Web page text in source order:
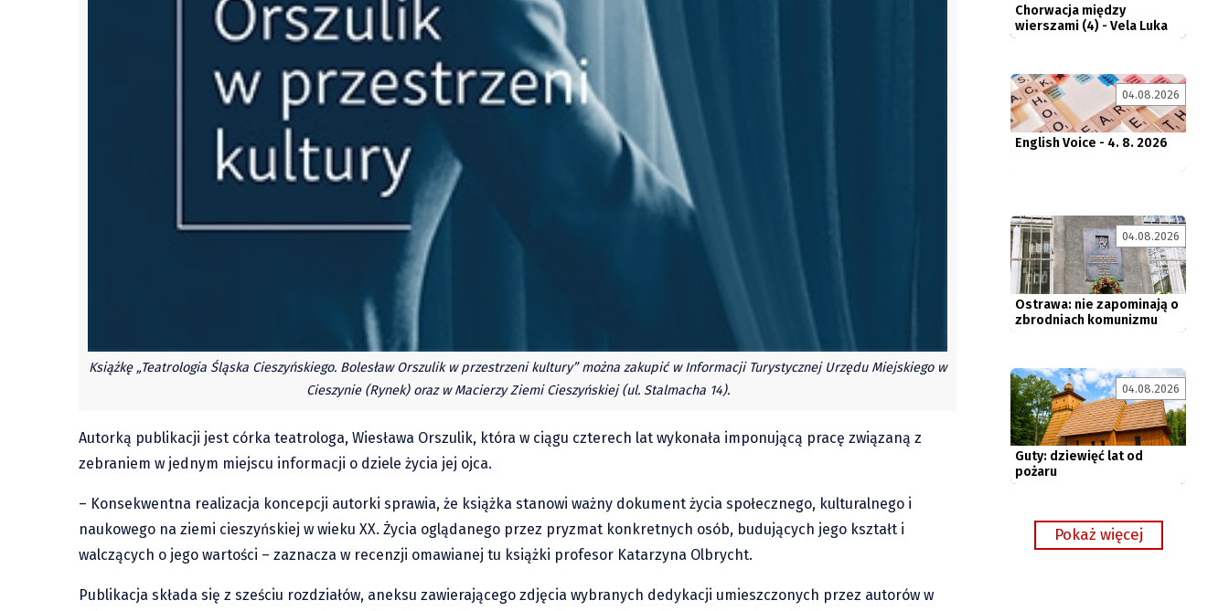
Książkę „Teatrologia Śląska Cieszyńskiego. Bolesław Orszulik w przestrzeni kultury” można zakupić w Informacji Turystycznej Urzędu Miejskiego w
Cieszynie (Rynek) oraz w Macierzy Ziemi Cieszyńskiej (ul. Stalmacha 14).
Autorką publikacji jest córka teatrologa, Wiesława Orszulik, która w ciągu czterech lat wykonała imponującą pracę związaną z
zebraniem w jednym miejscu informacji o dziele życia jej ojca.
– Konsekwentna realizacja koncepcji autorki sprawia, że książka stanowi ważny dokument życia społecznego, kulturalnego i
naukowego na ziemi cieszyńskiej w wieku XX. Życia oglądanego przez pryzmat konkretnych osób, budujących jego kształt i
walczących o jego wartości – zaznacza w recenzji omawianej tu książki profesor Katarzyna Olbrycht.
Publikacja składa się z sześciu rozdziałów, aneksu zawierającego zdjęcia wybranych dedykacji umieszczonych przez autorów w
04.08.2026
04.08.2026
Ostrawa: nie zapominają o
zbrodniach komunizmu
04.08.2026
Guty: dziewięć lat od